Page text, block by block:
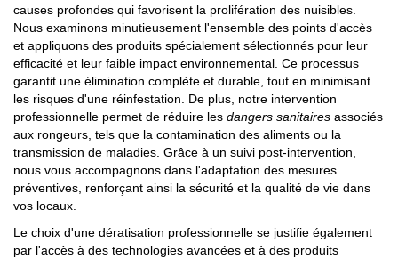
causes profondes qui favorisent la prolifération des nuisibles.
Nous examinons minutieusement l'ensemble des points d'accès
et appliquons des produits spécialement sélectionnés pour leur
efficacité et leur faible impact environnemental. Ce processus
garantit une élimination complète et durable, tout en minimisant
les risques d'une réinfestation. De plus, notre intervention
professionnelle permet de réduire les dangers sanitaires associés
aux rongeurs, tels que la contamination des aliments ou la
transmission de maladies. Grâce à un suivi post-intervention,
nous vous accompagnons dans l'adaptation des mesures
préventives, renforçant ainsi la sécurité et la qualité de vie dans
vos locaux.
Le choix d'une dératisation professionnelle se justifie également
par l'accès à des technologies avancées et à des produits